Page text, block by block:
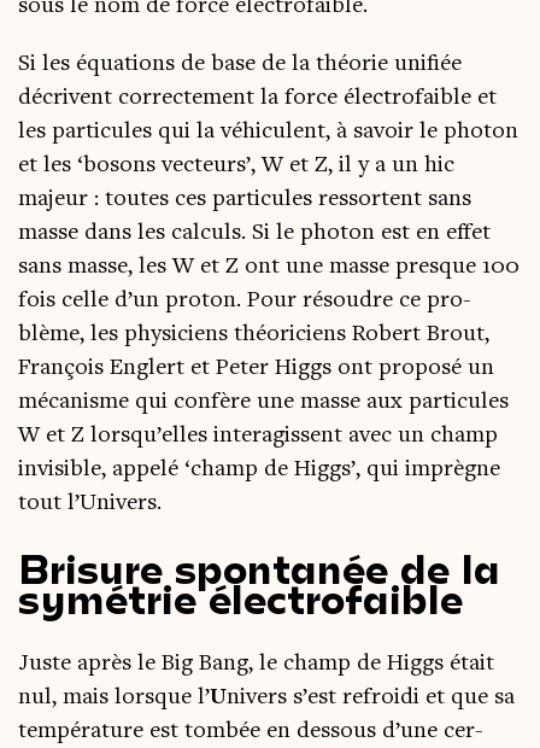
sous le nom de force électrofaible.
Si les équa­tions de base de la théo­rie uni­fiée
décrivent cor­rec­te­ment la force élec­tro­faible et
les par­ti­cules qui la véhi­culent, à savoir le pho­ton
et les ‘bosons vec­teurs’, W et Z, il y a un hic
majeur : toutes ces par­ti­cules res­sortent sans
masse dans les cal­culs. Si le pho­ton est en effet
sans masse, les W et Z ont une masse presque 100
fois celle d’un pro­ton. Pour résoudre ce pro­
blème, les phy­si­ciens théo­ri­ciens Robert Brout,
Fran­çois Englert et Peter Higgs ont pro­po­sé un
méca­nisme qui confère une masse aux par­ti­cules
W et Z lors­qu’elles inter­agissent avec un champ
invi­sible, appe­lé ‘champ de Higgs’, qui imprègne
tout l’Univers.
Brisure spontanée de la
symétrie électrofaible
Juste après le Big Bang, le champ de Higgs était
nul, mais lorsque l’Univers s’est refroi­di et que sa
tem­pé­ra­ture est tom­bée en des­sous d’une cer­